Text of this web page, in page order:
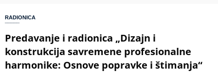
RADIONICA
Predavanje i radionica „Dizajn i
konstrukcija savremene profesionalne
harmonike: Osnove popravke i štimanja“